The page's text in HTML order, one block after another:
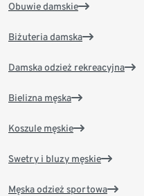
Obuwie damskie
Biżuteria damska
Damska odzież rekreacyjna
Bielizna męska
Koszule męskie
Swetry i bluzy męskie
Męska odzież sportowa